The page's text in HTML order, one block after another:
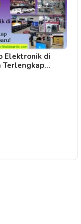
Elektronik di
Terlengkap…